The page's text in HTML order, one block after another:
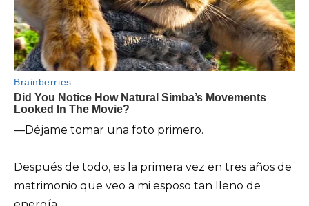
—Déjame tomar una foto primero.
Después de todo, es la primera vez en tres años de
matrimonio que veo a mi esposo tan lleno de